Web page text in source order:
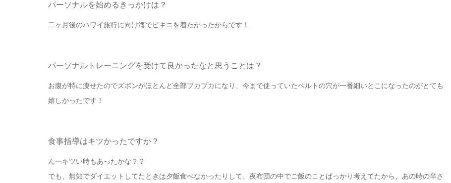
パーソナルを始めるきっかけは？
二ヶ月後のハワイ旅行に向け海でビキニを着たかったからです！
パーソナルトレーニングを受けて良かったなと思うことは？
お腹が特に痩せたのでズボンがほとんど全部ブカブカになり、今まで使っていたベルトの穴が一番細いとこになったのがとても
嬉しかったです！
食事指導はキツかったですか？
んーキツい時もあったかな？？
でも、無知でダイエットしてたときは夕飯食べなかったりして、夜布団の中でご飯のことばっかり考えてたから、あの時の辛さ